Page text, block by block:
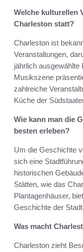
Welche kulturellen
Charleston statt?
Charleston ist
Veranstaltungen,
jährlich ausgewählte
Musikszene
zahlreiche
Küche der
Wie kann man die
besten erleben?
Um die Geschichte
sich eine
historischen
Stätten, wie das
Plantagenhäuser,
Geschichte der
Was macht
Charleston zieht